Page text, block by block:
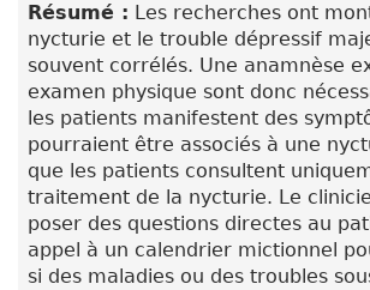
Résumé : Les recherches ont
nycturie et le trouble dépressif
souvent corrélés. Une anamnèse
examen physique sont donc
les patients manifestent des
pourraient être associés à une
que les patients consultent
traitement de la nycturie. Le
poser des questions directes au
appel à un calendrier mictionnel
si des maladies ou des troubles